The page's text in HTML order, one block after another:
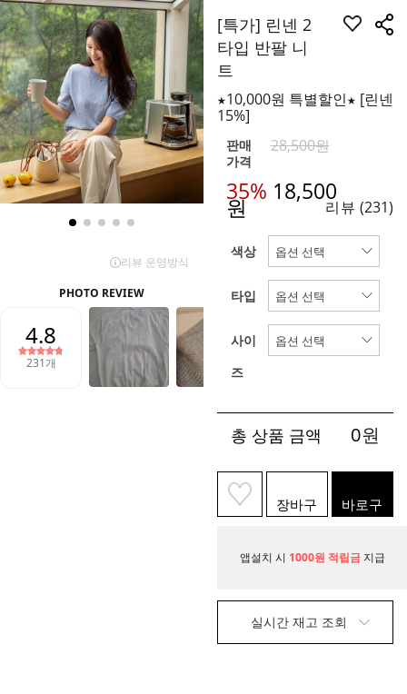
[특가] 린넨 2
타입 반팔 니
트
★10,000원 특별할인★ [린넨
15%]
판매
가격
28,500원
35% 18,500
원 리뷰 (231)
색상
타입
사이
즈
총 상품 금액 0원
장바구
니
바로구
매
앱설치 시 1000원 적립금 지급
실시간 재고 조회